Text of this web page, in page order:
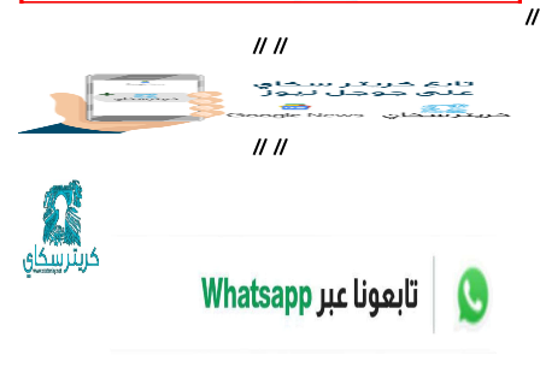
//
//
//
//
//